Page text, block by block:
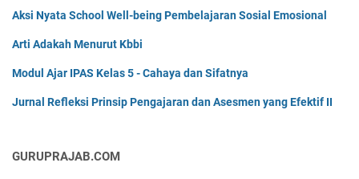
Aksi Nyata School Well-being Pembelajaran Sosial Emosional
Arti Adakah Menurut Kbbi
Modul Ajar IPAS Kelas 5 - Cahaya dan Sifatnya
Jurnal Refleksi Prinsip Pengajaran dan Asesmen yang Efektif II
GURUPRAJAB.COM